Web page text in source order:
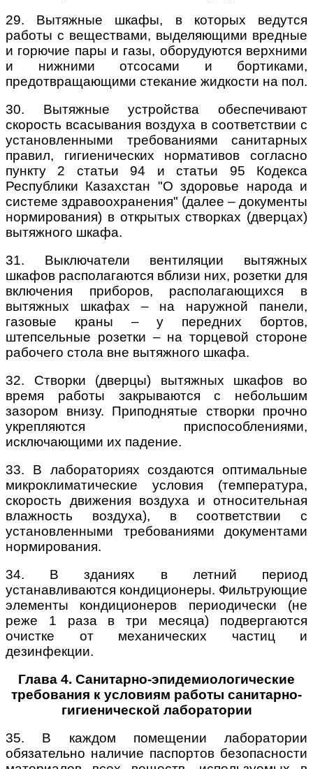
29. Вытяжные шкафы, в которых ведутся
работы с веществами, выделяющими вредные
и горючие пары и газы, оборудуются верхними
и нижними отсосами и бортиками,
предотвращающими стекание жидкости на пол.
30. Вытяжные устройства обеспечивают
скорость всасывания воздуха в соответствии с
установленными требованиями санитарных
правил, гигиенических нормативов согласно
пункту 2 статьи 94 и статьи 95 Кодекса
Республики Казахстан "О здоровье народа и
системе здравоохранения" (далее – документы
нормирования) в открытых створках (дверцах)
вытяжного шкафа.
31. Выключатели вентиляции вытяжных
шкафов располагаются вблизи них, розетки для
включения приборов, располагающихся в
вытяжных шкафах – на наружной панели,
газовые краны – у передних бортов,
штепсельные розетки – на торцевой стороне
рабочего стола вне вытяжного шкафа.
32. Створки (дверцы) вытяжных шкафов во
время работы закрываются с небольшим
зазором внизу. Приподнятые створки прочно
укрепляются приспособлениями,
исключающими их падение.
33. В лабораториях создаются оптимальные
микроклиматические условия (температура,
скорость движения воздуха и относительная
влажность воздуха), в соответствии с
установленными требованиями документами
нормирования.
34. В зданиях в летний период
устанавливаются кондиционеры. Фильтрующие
элементы кондиционеров периодически (не
реже 1 раза в три месяца) подвергаются
очистке от механических частиц и
дезинфекции.
Глава 4. Санитарно-эпидемиологические
требования к условиям работы санитарно-
гигиенической лаборатории
35. В каждом помещении лаборатории
обязательно наличие паспортов безопасности